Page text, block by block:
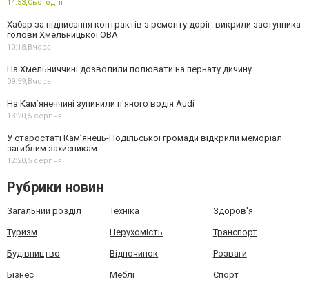
14:53,Сьогодні
Хабар за підписання контрактів з ремонту доріг: викрили заступника
голови Хмельницької ОВА
10:18, Вчора
На Хмельниччині дозволили полювати на пернату дичину
09:59, Вчора
На Камʼянеччині зупинили п'яного водія Audi
13:20,5 серпня
У старостаті Кам’янець-Подільської громади відкрили меморіал
загиблим захисникам
12:20,5 серпня
Рубрики новин
Загальний розділ Техніка Здоров'я
Туризм Нерухомість Транспорт
Будівництво Відпочинок Розваги
Бізнес Меблі Спорт